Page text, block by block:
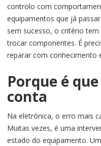
controlo com
equipamentos que já
sem sucesso, o critério
trocar componentes. É
reparar com conhecimento
Porque é
conta
Na eletrónica, o erro mais
Muitas vezes, é uma
estado do equipamento.